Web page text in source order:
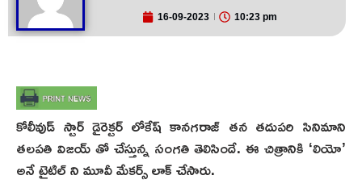
16-09-2023 10:23 pm
కోలీవుడ్ స్టార్ డైరెక్టర్ లోకేష్ కానగరాజ్ తన తదుపరి సినిమాని
తలపతి విజయ్ తో చేస్తున్న సంగతి తెలిసిందే. ఈ చిత్రానికి ‘లియో’
అనే టైటిల్ ని మూవీ మేకర్స్ లాక్ చేసారు.